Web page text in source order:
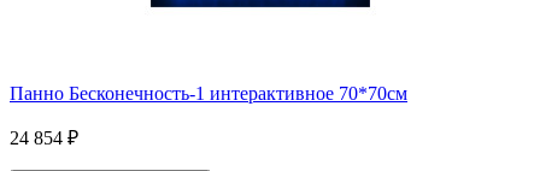
Панно Бесконечность-1 интерактивное 70*70см
24 854 ₽